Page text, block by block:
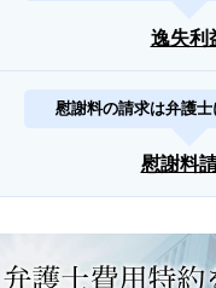
逸失利
慰謝料の請求は弁護
慰謝料